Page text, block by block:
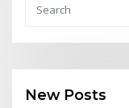
New Posts